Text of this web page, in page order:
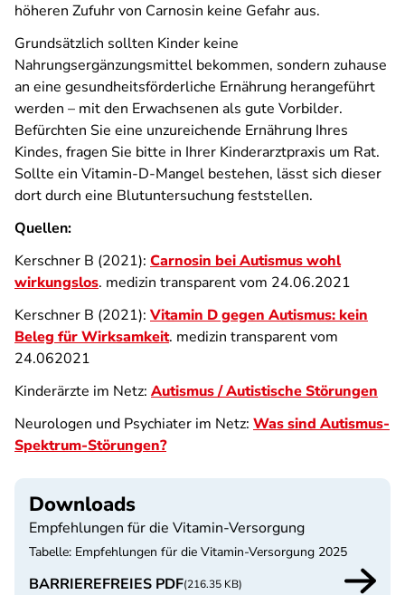
höheren Zufuhr von Carnosin keine Gefahr aus.
Grundsätzlich sollten Kinder keine
Nahrungsergänzungsmittel bekommen, sondern zuhause
an eine gesundheitsförderliche Ernährung herangeführt
werden – mit den Erwachsenen als gute Vorbilder.
Befürchten Sie eine unzureichende Ernährung Ihres
Kindes, fragen Sie bitte in Ihrer Kinderarztpraxis um Rat.
Sollte ein Vitamin-D-Mangel bestehen, lässt sich dieser
dort durch eine Blutuntersuchung feststellen.
Quellen:
Kerschner B (2021): Carnosin bei Autismus wohl
wirkungslos. medizin transparent vom 24.06.2021
Kerschner B (2021): Vitamin D gegen Autismus: kein
Beleg für Wirksamkeit. medizin transparent vom
24.062021
Kinderärzte im Netz: Autismus / Autistische Störungen
Neurologen und Psychiater im Netz: Was sind Autismus-
Spektrum-Störungen?
Downloads
Empfehlungen für die Vitamin-Versorgung
Tabelle: Empfehlungen für die Vitamin-Versorgung 2025
BARRIEREFREIES PDF(216.35 KB)